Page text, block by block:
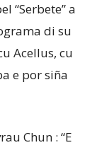
“Serbete” a
di su
Acellus, cu
e por siña
Chun : “E